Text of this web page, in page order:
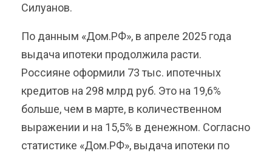
Силуанов.
По данным «Дом.РФ», в апреле 2025 года
выдача ипотеки продолжила расти.
Россияне оформили 73 тыс. ипотечных
кредитов на 298 млрд руб. Это на 19,6%
больше, чем в марте, в количественном
выражении и на 15,5% в денежном. Согласно
статистике «Дом.РФ», выдача ипотеки по